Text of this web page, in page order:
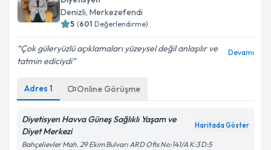
Denizli, Merkezefendi
5 (601 Değerlendirme)
Çok güleryüzlü açıklamaları yüzeysel değil anlaşılır ve
tatmin ediciydi
Devamı
Adres 1 Online Görüşme
Diyetisyen Havva Güneş Sağlıklı Yaşam ve
Diyet Merkezi
Haritada Göster
Bahçelievler Mah. 29 Ekim Bulvarı ARD Ofis No:141/A K:3 D:5